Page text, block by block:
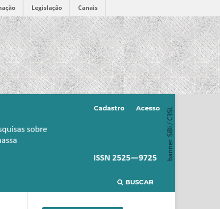
Legislação Canais
BUSCAR
Cadastro Acesso